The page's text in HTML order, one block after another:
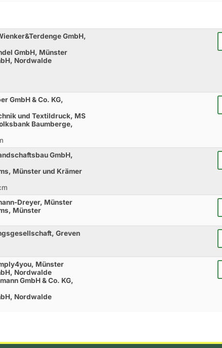
GmbH,
GmbH, Münster
Nordwalde
GmbH & Co. KG,
und Textildruck, MS
Baumberge,
GmbH,
Münster und Krämer
Dreyer, Münster
Münster
Greven
Münster
Nordwalde
GmbH & Co. KG,
Nordwalde